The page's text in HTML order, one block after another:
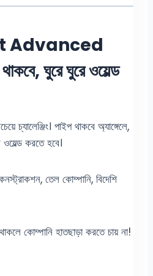
Advanced
ঘুরে ঘুরে ওয়েল্ড
চ্যালেঞ্জিং। পাইপ থাকবে অ্যাঙ্গেলে,
করতে হবে।
তেল কোম্পানি, বিদেশি
কোম্পানি হাতছাড়া করতে চায় না!